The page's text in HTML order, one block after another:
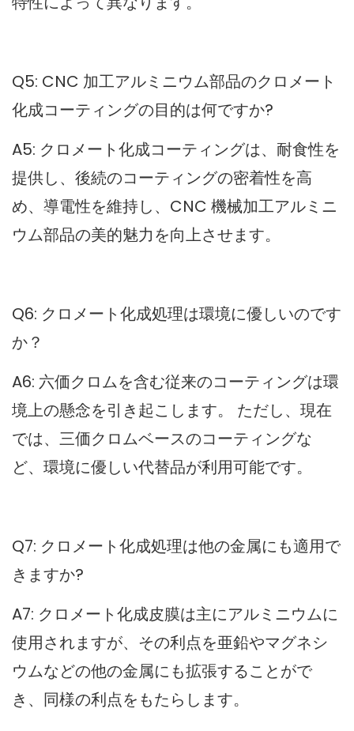
Q5: CNC 加工アルミニウム部品のクロメート
化成コーティングの目的は何ですか?
A5: クロメート化成コーティングは、耐食性を
提供し、後続のコーティングの密着性を高
め、導電性を維持し、CNC 機械加工アルミニ
ウム部品の美的魅力を向上させます。
Q6: クロメート化成処理は環境に優しいのです
か？
A6: 六価クロムを含む従来のコーティングは環
境上の懸念を引き起こします。 ただし、現在
では、三価クロムベースのコーティングな
ど、環境に優しい代替品が利用可能です。
Q7: クロメート化成処理は他の金属にも適用で
きますか?
A7: クロメート化成皮膜は主にアルミニウムに
使用されますが、その利点を亜鉛やマグネシ
ウムなどの他の金属にも拡張することがで
き、同様の利点をもたらします。